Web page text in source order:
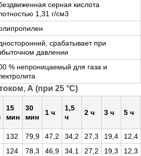
серная кислота
1,31 г/см3
срабатывает при
давлении
% непроницаемый для газа и
А (при 25 °С)
15
мин
30
мин
1 ч
1,5
ч
2 ч 3 ч 5 ч
132 79,9 47,2 34,2 27,3 19,4
12,4
124 78,3 46,9 34,1 27,2 19,3
12,3